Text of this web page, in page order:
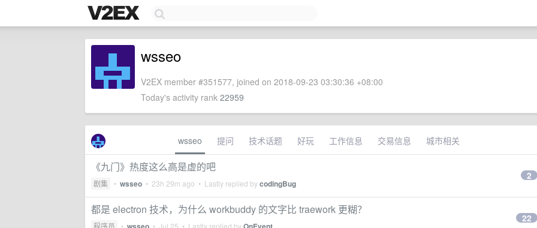
wsseo
V2EX member #351577, joined on 2018-09-23 03:30:36 +08:00
Today's activity rank 22959
wsseo 提问 技术话题 好玩 工作信息 交易信息 城市相关
《九门》热度这么高是虚的吧
剧集 • wsseo • 23h 29m ago • Lastly replied bycodingBug
2
都是 electron 技术，为什么 workbuddy 的文字比 traework 更糊？
程序员 • • Jul 25 • Lastly replied by
22